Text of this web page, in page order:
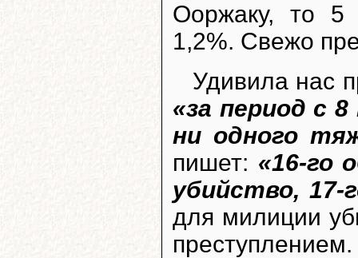
Ооржаку, то 5
1,2%. Свежо
Удивила нас
«за период с
ни одного
пишет: «16-го
убийство, 17-
для милиции
преступлением.